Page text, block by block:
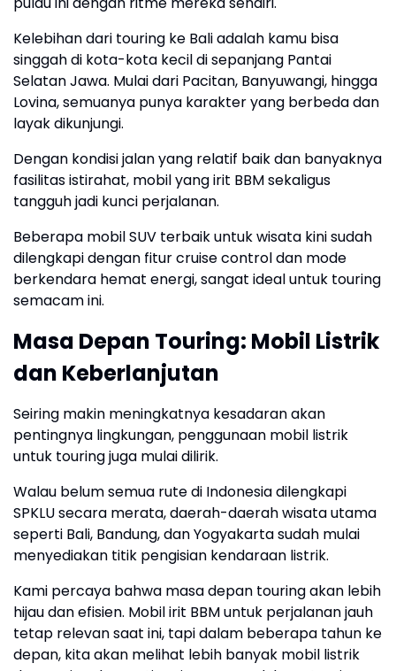
Kelebihan dari touring ke Bali adalah kamu bisa
singgah di kota-kota kecil di sepanjang Pantai
Selatan Jawa. Mulai dari Pacitan, Banyuwangi, hingga
Lovina, semuanya punya karakter yang berbeda dan
layak dikunjungi.
Dengan kondisi jalan yang relatif baik dan banyaknya
fasilitas istirahat, mobil yang irit BBM sekaligus
tangguh jadi kunci perjalanan.
Beberapa mobil SUV terbaik untuk wisata kini sudah
dilengkapi dengan fitur cruise control dan mode
berkendara hemat energi, sangat ideal untuk touring
semacam ini.
Masa Depan Touring: Mobil Listrik
dan Keberlanjutan
Seiring makin meningkatnya kesadaran akan
pentingnya lingkungan, penggunaan mobil listrik
untuk touring juga mulai dilirik.
Walau belum semua rute di Indonesia dilengkapi
SPKLU secara merata, daerah-daerah wisata utama
seperti Bali, Bandung, dan Yogyakarta sudah mulai
menyediakan titik pengisian kendaraan listrik.
Kami percaya bahwa masa depan touring akan lebih
hijau dan efisien. Mobil irit BBM untuk perjalanan jauh
tetap relevan saat ini, tapi dalam beberapa tahun ke
depan, kita akan melihat lebih banyak mobil listrik